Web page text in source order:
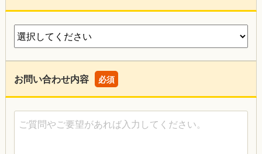
お問い合わせ内容 必須
ご質問やご要望があれば入力してください。